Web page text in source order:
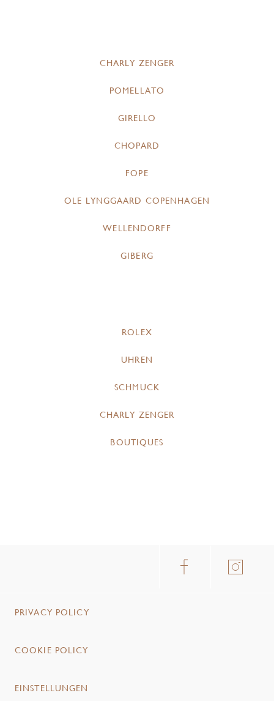
CHARLY ZENGER
POMELLATO
GIRELLO
CHOPARD
FOPE
OLE LYNGGAARD COPENHAGEN
WELLENDORFF
GIBERG
ROLEX
UHREN
SCHMUCK
CHARLY ZENGER
BOUTIQUES
PRIVACY POLICY
COOKIE POLICY
EINSTELLUNGEN